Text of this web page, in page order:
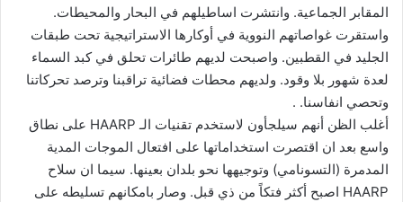
المقابر الجماعية. وانتشرت اساطيلهم في البحار والمحيطات.
واستقرت غواصاتهم النووية في أوكارها الاستراتيجية تحت طبقات
الجليد في القطبين. واصبحت لديهم طائرات تحلق في كبد السماء
لعدة شهور بلا وقود. ولديهم محطات فضائية تراقبنا وترصد تحركاتنا
وتحصي انفاسنا. .
أغلب الظن أنهم سيلجأون لاستخدم تقنيات الـ HAARP على نطاق
واسع بعد ان اقتصرت استخداماتها على افتعال الموجات المدية
المدمرة (التسونامي) وتوجيهها نحو بلدان بعينها. سيما ان سلاح
HAARP اصبح أكثر فتكاً من ذي قبل. وصار بامكانهم تسليطه على